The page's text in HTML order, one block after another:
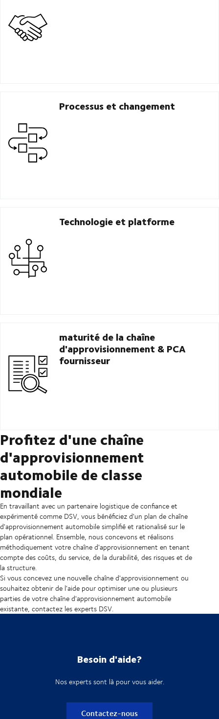
Processus et changement
Technologie et platforme
maturité de la chaîne
d'approvisionnement & PCA
fournisseur
Profitez d'une chaîne
d'approvisionnement
automobile de classe
mondiale
En travaillant avec un partenaire logistique de confiance et
expérimenté comme DSV, vous bénéficiez d'un plan de chaîne
d'approvisionnement automobile simplifié et rationalisé sur le
plan opérationnel. Ensemble, nous concevons et réalisons
méthodiquement votre chaîne d'approvisionnement en tenant
compte des coûts, du service, de la durabilité, des risques et de
la structure.
Si vous concevez une nouvelle chaîne d'approvisionnement ou
souhaitez obtenir de l'aide pour optimiser une ou plusieurs
parties de votre chaîne d'approvisionnement automobile
existante, contactez les experts DSV.
Besoin d'aide?
Nos experts sont là pour vous aider.
Contactez-nous